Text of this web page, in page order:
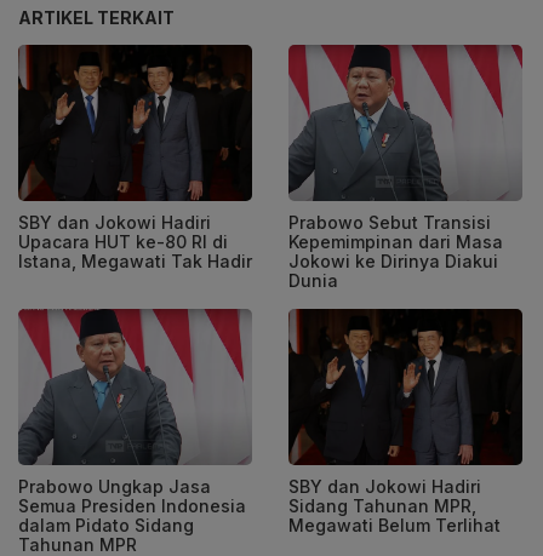
ARTIKEL TERKAIT
SBY dan Jokowi Hadiri
Upacara HUT ke-80 RI di
Istana, Megawati Tak Hadir
Prabowo Sebut Transisi
Kepemimpinan dari Masa
Jokowi ke Dirinya Diakui
Dunia
Prabowo Ungkap Jasa
Semua Presiden Indonesia
dalam Pidato Sidang
Tahunan MPR
SBY dan Jokowi Hadiri
Sidang Tahunan MPR,
Megawati Belum Terlihat